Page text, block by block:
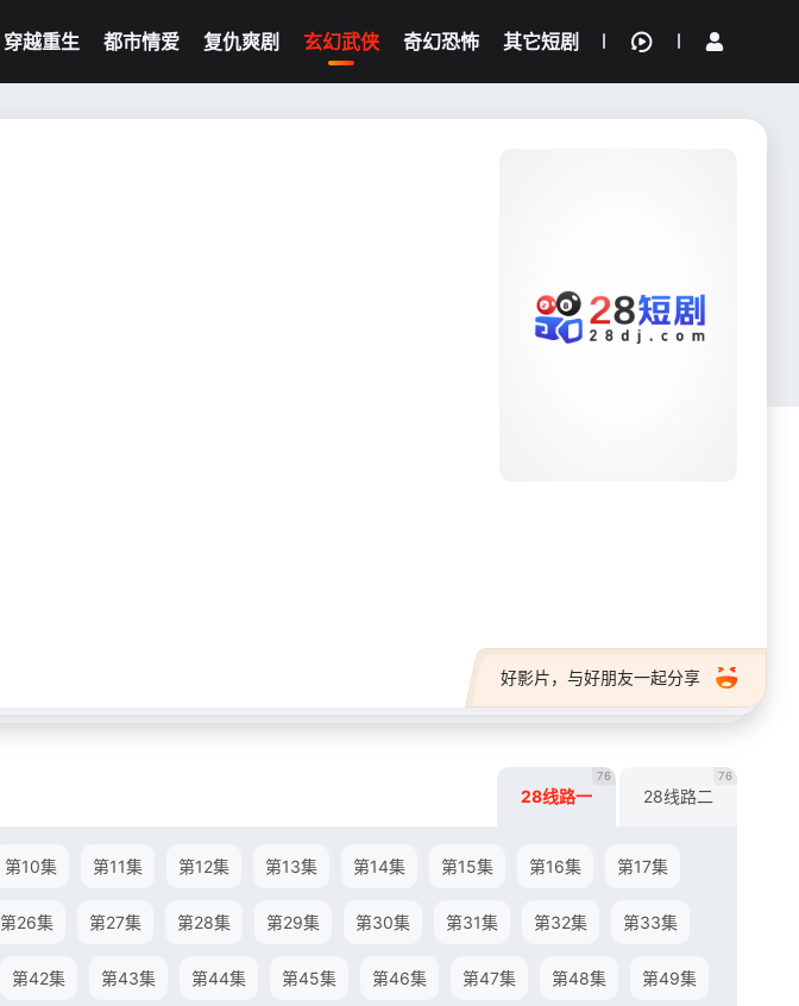
穿越重生 都市情爱 复仇爽剧 玄幻武侠 奇幻恐怖 其它短剧
我的观影记录
好影片，与好朋友一起分享
28线路一
76
28线路二
76
第10集 第11集 第12集 第13集 第14集 第15集 第16集 第17集
第26集 第27集 第28集 第29集 第30集 第31集 第32集 第33集
第42集 第43集 第44集 第45集 第46集 第47集 第48集 第49集